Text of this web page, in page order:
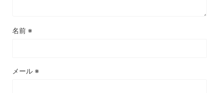
名前 ※
メール ※